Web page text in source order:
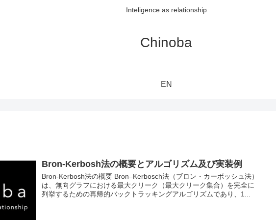
Inteligence as relationship
Chinoba
EN
Bron-Kerbosh法の概要とアルゴリズム及び実装例
Bron-Kerbosh法の概要 Bron–Kerbosch法（ブロン・カーボッシュ法）
は、無向グラフにおける最大クリーク（最大クリーク集合）を完全に
列挙するための再帰的バックトラッキングアルゴリズムであり、1...